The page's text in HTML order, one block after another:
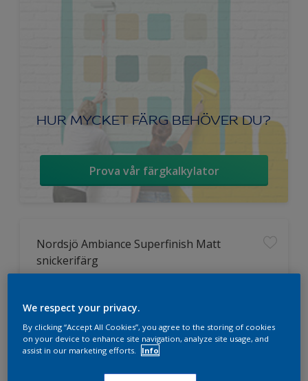
HUR MYCKET FÄRG BEHÖVER DU?
Prova vår färgkalkylator
Nordsjö Ambiance Superfinish Matt
snickerifärg
Hög kulörbeständighet
Tvättbar
We respect your privacy.
By clicking “Accept All Cookies”, you agree to the storing of cookies
on your device to enhance site navigation, analyze site usage, and
assist in our marketing efforts.
Info